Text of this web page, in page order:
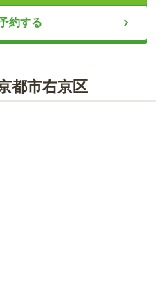
付きの安心感が魅力の霊園で
タイプをご用意し、おひとり
ルに合わせて選べます。お墓選
ひ現地で直接ご体感ください。
西賀茂停留所からだと、徒歩
と思います。僕は、車、又は
約する
都市右京区